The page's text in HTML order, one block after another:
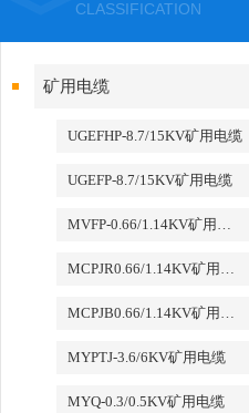
CLASSIFICATION
矿用电缆
UGEFHP-8.7/15KV矿用电缆
UGEFP-8.7/15KV矿用电缆
MVFP-0.66/1.14KV矿用电缆
MCPJR0.66/1.14KV矿用电缆
MCPJB0.66/1.14KV矿用电缆
MYPTJ-3.6/6KV矿用电缆
MYQ-0.3/0.5KV矿用电缆